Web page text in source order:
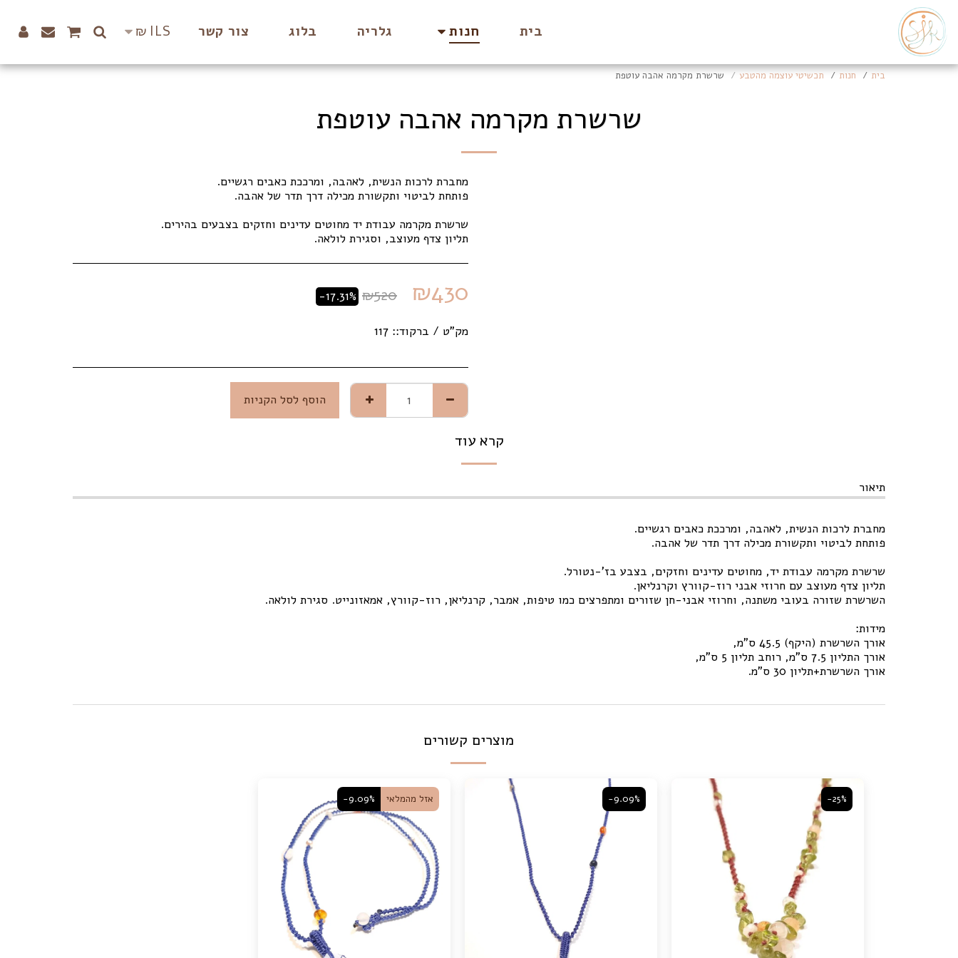
בית חנות גלריה בלוג צור קשר ILS
₪
בית חנות תכשיטי עוצמה מהטבע שרשרת מקרמה אהבה עוטפת
שרשרת מקרמה אהבה עוטפת
תליון צדף מעוצב, וסגירת לולאה.
₪430
₪520
-17.31%
מק"ט / ברקוד:: 117
הוסף לסל הקניות
קרא עוד
תיאור
מחברת לרכות הנשית, לאהבה, ומרככת כאבים רגשיים.
פותחת לביטוי ותקשורת מכילה דרך תדר של אהבה.
שרשרת מקרמה עבודת יד, מחוטים עדינים וחזקים, בצבע בז'-נטורל.
תליון צדף מעוצב עם חרוזי אבני רוז-קוורץ וקרנליאן.
השרשרת שזורה בעובי משתנה, וחרוזי אבני-חן שזורים ומתפרצים כמו טיפות, אמבר, קרנליאן, רוז-קוורץ, אמאזונייט. סגירת לולאה.
מידות:
אורך השרשרת (היקף) 45.5 ס"מ,
אורך התליון 7.5 ס"מ, רוחב תליון 5 ס"מ,
אורך השרשרת+תליון 30 ס"מ.
מוצרים קשורים
-25%
-9.09% אזל מהמלאי -9.09%